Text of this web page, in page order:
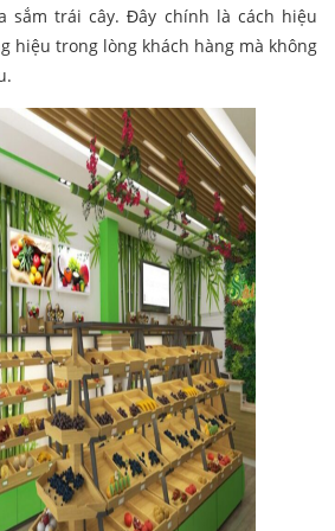
sắm trái cây. Đây chính là cách hiệu
hiệu trong lòng khách hàng mà không